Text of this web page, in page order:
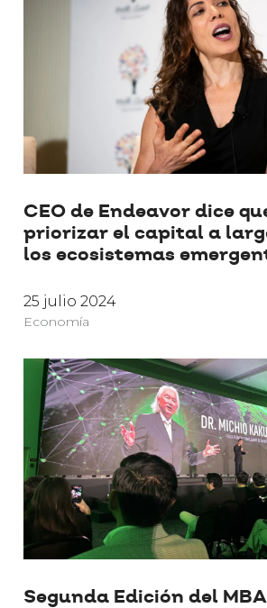
CEO de Endeavor dice
priorizar el capital a
los ecosistemas
25 julio 2024
Economía
Segunda Edición del